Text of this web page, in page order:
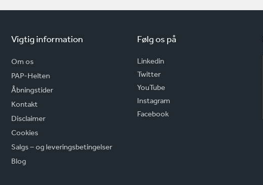
Vigtig information
Om os
PAP-Helten
Åbningstider
Kontakt
Disclaimer
Cookies
Salgs – og leveringsbetingelser
Blog
Følg os på
Linkedin
Twitter
YouTube
Instagram
Facebook